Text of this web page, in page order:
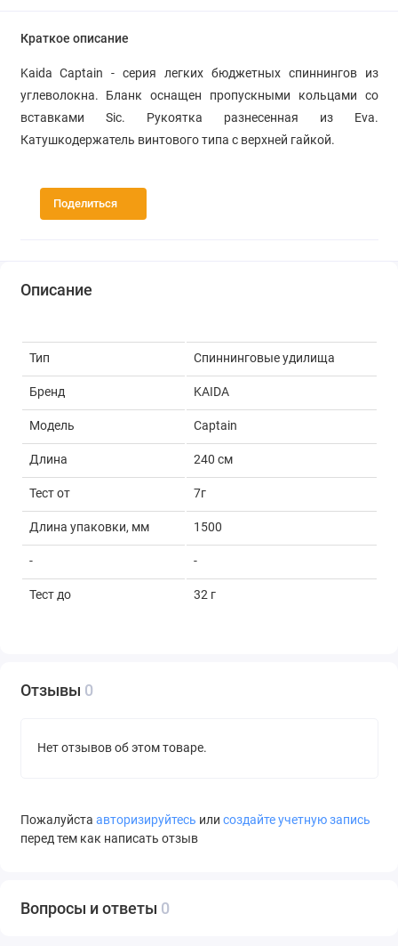
Краткое описание
Kaida Captain - серия легких бюджетных спиннингов из
углеволокна. Бланк оснащен пропускными кольцами со
вставками Sic. Рукоятка разнесенная из Eva.
Катушкодержатель винтового типа с верхней гайкой.
Поделиться
Описание
Тип Спиннинговые удилища
Бренд KAIDA
Модель Captain
Длина 240 см
Тест от 7г
Длина упаковки, мм 1500
- -
Тест до 32 г
Отзывы 0
Нет отзывов об этом товаре.
Пожалуйста авторизируйтесь или создайте учетную запись
перед тем как написать отзыв
Вопросы и ответы 0